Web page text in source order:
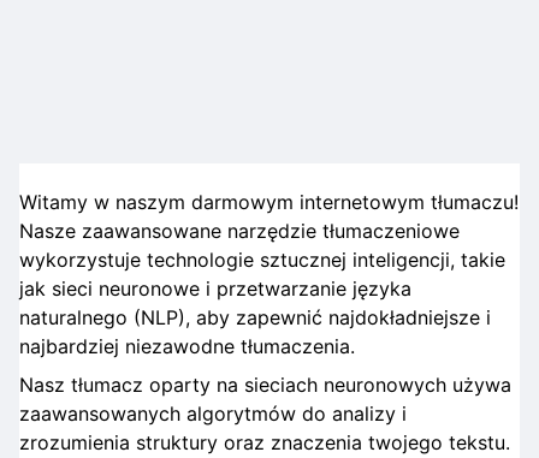
Witamy w naszym darmowym internetowym tłumaczu!
Nasze zaawansowane narzędzie tłumaczeniowe
wykorzystuje technologie sztucznej inteligencji, takie
jak sieci neuronowe i przetwarzanie języka
naturalnego (NLP), aby zapewnić najdokładniejsze i
najbardziej niezawodne tłumaczenia.
Nasz tłumacz oparty na sieciach neuronowych używa
zaawansowanych algorytmów do analizy i
zrozumienia struktury oraz znaczenia twojego tekstu.